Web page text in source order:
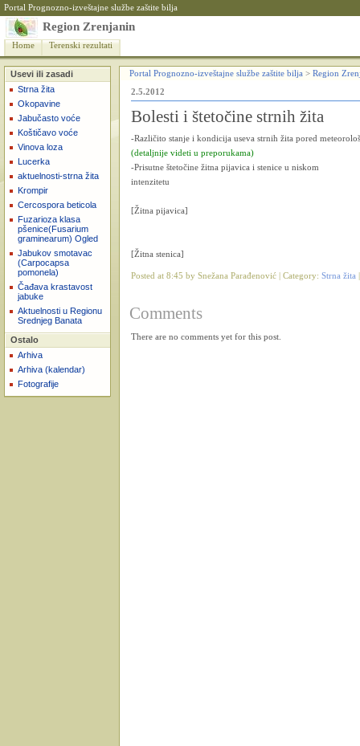
Portal Prognozno-izveštajne službe zaštite bilja
Region Zrenjanin
Home Terenski rezultati
Usevi ili zasadi
Strna žita
Okopavine
Jabučasto voće
Koštičavo voće
Vinova loza
Lucerka
aktuelnosti-strna žita
Krompir
Cercospora beticola
Fuzarioza klasa
pšenice(Fusarium
graminearum) Ogled
Jabukov smotavac
(Carpocapsa
pomonela)
Čađava krastavost
jabuke
Aktuelnosti u Regionu
Srednjeg Banata
Ostalo
Arhiva
Arhiva (kalendar)
Fotografije
Portal Prognozno-izveštajne službe zaštite bilja > Region
2.5.2012
Bolesti i štetočine strnih žita
-Različito stanje i kondicija useva strnih žita pored
(detaljnije videti u preporukama)
-Prisutne štetočine žitna pijavica i stenice u niskom
intenzitetu
[Žitna pijavica]
[Žitna stenica]
Posted at 8:45 by Snežana Parađenović | Category: Strna žita
Comments
There are no comments yet for this post.